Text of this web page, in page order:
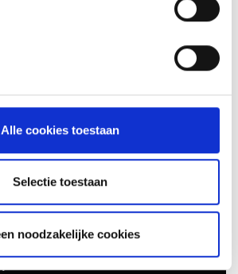
Alle cookies toestaan
Selectie toestaan
noodzakelijke cookies
van de kip ook loshalen en onder het
boter doen.